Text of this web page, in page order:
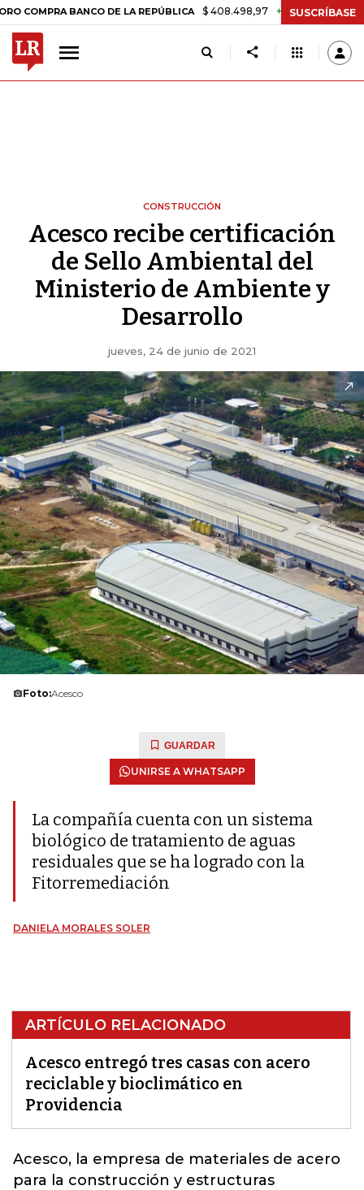
BANCO DE LA REPÚBLICA $ 408.498,97 +$ 8.753,81 +2,19%
SUSCRÍBASE
CONSTRUCCIÓN
Acesco recibe certificación
de Sello Ambiental del
Ministerio de Ambiente y
Desarrollo
jueves, 24 de junio de 2021
Foto:Acesco
GUARDAR
UNIRSE A WHATSAPP
La compañía cuenta con un sistema
biológico de tratamiento de aguas
residuales que se ha logrado con la
Fitorremediación
DANIELA MORALES SOLER
ARTÍCULO RELACIONADO
Acesco entregó tres casas con acero
reciclable y bioclimático en
Providencia
Acesco, la empresa de materiales de acero
para la construcción y estructuras